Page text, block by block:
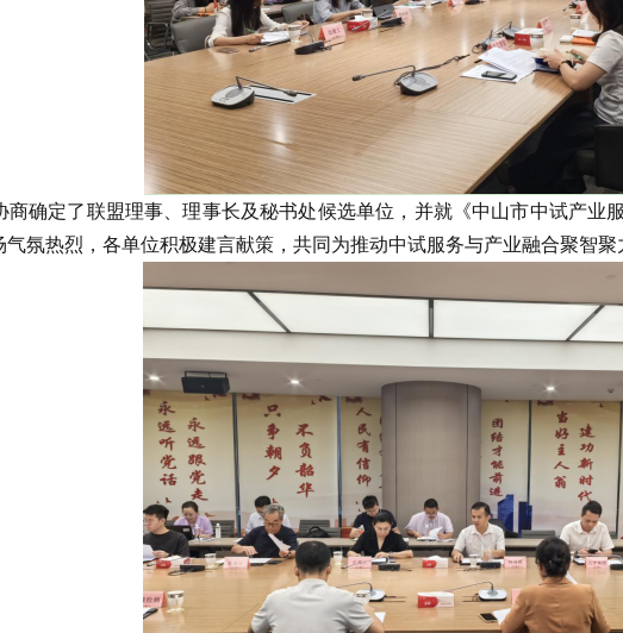
定了联盟理事、理事长及秘书处候选单位，并就《中山市中试产业
氛热烈，各单位积极建言献策，共同为推动中试服务与产业融合聚智聚